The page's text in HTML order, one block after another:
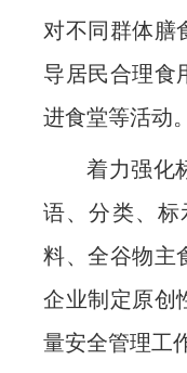
对不同群体膳
导居民合理食
进食堂等活动。
着力强化
语、分类、
料、全谷物主
企业制定原创
量安全管理工